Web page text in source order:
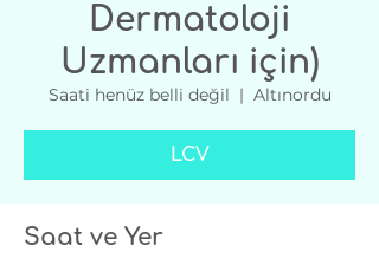
Dermatoloji
Uzmanları için)
Saati henüz belli değil
  |
Altınordu
LCV
Saat ve Yer